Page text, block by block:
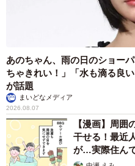
あのちゃん、雨の日のショー
ちゃきれい！」「水も滴る良
が話題
まいどなメディア
2026.08.07
【漫画】周囲
干せる！最近
が…実際住ん